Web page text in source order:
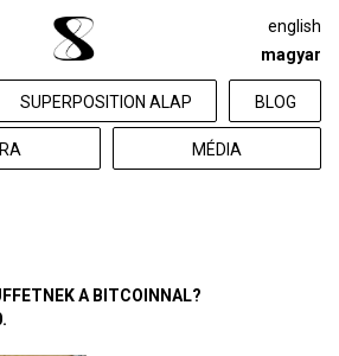
SUPERPOSITION ALAP BLOG
MÉDIA
english
magyar
A BITCOINNAL?